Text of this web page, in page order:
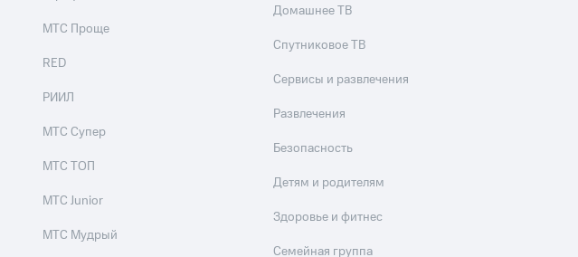
МТС Проще
RED
РИИЛ
МТС Супер
МТС ТОП
МТС Junior
МТС Мудрый
Домашнее ТВ
Спутниковое ТВ
Сервисы и развлечения
Развлечения
Безопасность
Детям и родителям
Здоровье и фитнес
Семейная группа